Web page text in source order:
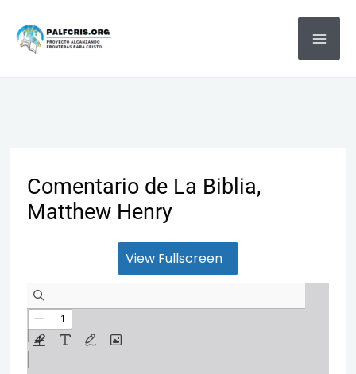
Comentario de La Biblia,
Matthew Henry
View Fullscreen